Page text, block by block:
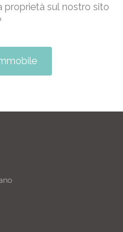
proprietà sul nostro sito